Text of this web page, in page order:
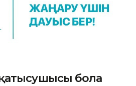
қатысушысы бола